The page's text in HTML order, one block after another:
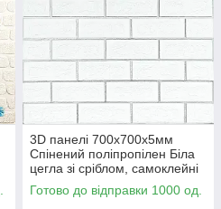
3D панелі 700х700х5мм
Спінений поліпропілен Біла
цегла зі сріблом, самоклейні
панелі Аркуш 0.49м2
Готово до відправки 1000 од.